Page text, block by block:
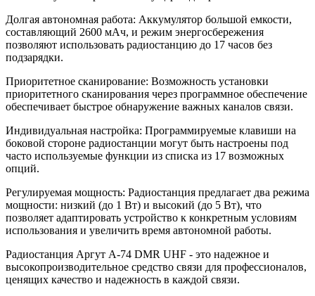
Долгая автономная работа: Аккумулятор большой емкости,
составляющий 2600 мАч, и режим энергосбережения
позволяют использовать радиостанцию до 17 часов без
подзарядки.
Приоритетное сканирование: Возможность установки
приоритетного сканирования через программное обеспечение
обеспечивает быстрое обнаружение важных каналов связи.
Индивидуальная настройка: Программируемые клавиши на
боковой стороне радиостанции могут быть настроены под
часто используемые функции из списка из 17 возможных
опций.
Регулируемая мощность: Радиостанция предлагает два режима
мощности: низкий (до 1 Вт) и высокий (до 5 Вт), что
позволяет адаптировать устройство к конкретным условиям
использования и увеличить время автономной работы.
Радиостанция Аргут А-74 DMR UHF - это надежное и
высокопроизводительное средство связи для профессионалов,
ценящих качество и надежность в каждой связи.